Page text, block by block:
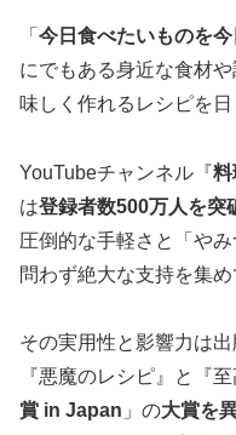
「 今日食べたいものを今
にでもある身近な食材
味しく作れるレシピを日
YouTubeチャンネル『料
は登録者数500万人を突
圧倒的な手軽さと「や
問わず絶大な支持を集め
その実用性と影響力は
『悪魔のレシピ』と『
賞 in Japan 」の大賞を